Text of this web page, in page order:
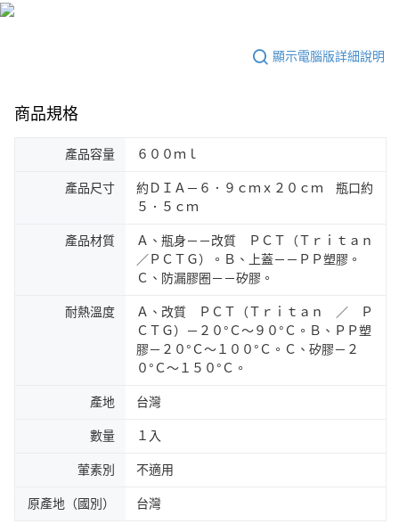
顯示電腦版詳細說明
商品規格
產品容量 ６００ｍｌ
產品尺寸
約ＤＩＡ－６．９ｃｍｘ２０ｃｍ 瓶口約
５．５ｃｍ
產品材質
Ａ、瓶身－－改質 ＰＣＴ（Ｔｒｉｔａｎ
／ＰＣＴＧ）。Ｂ、上蓋－－ＰＰ塑膠。
Ｃ、防漏膠圈－－矽膠。
耐熱溫度
Ａ、改質 ＰＣＴ（Ｔｒｉｔａｎ ／ Ｐ
ＣＴＧ）－２０°Ｃ～９０°Ｃ。Ｂ、ＰＰ塑
膠－２０°Ｃ～１００°Ｃ。Ｃ、矽膠－２
０°Ｃ～１５０°Ｃ。
產地 台灣
數量 １入
葷素別 不適用
原產地（國別） 台灣